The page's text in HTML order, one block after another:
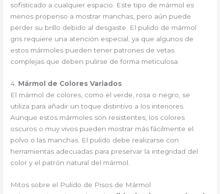
sofisticado a cualquier espacio. Este tipo de mármol es
menos propenso a mostrar manchas, pero aún puede
perder su brillo debido al desgaste. El pulido de mármol
gris requiere una atención especial, ya que algunos de
estos mármoles pueden tener patrones de vetas
complejas que deben pulirse de forma meticulosa.
4. Mármol de Colores Variados
El mármol de colores, como el verde, rosa o negro, se
utiliza para añadir un toque distintivo a los interiores.
Aunque estos mármoles son resistentes, los colores
oscuros o muy vivos pueden mostrar más fácilmente el
polvo o las manchas. El pulido debe realizarse con
herramientas adecuadas para preservar la integridad del
color y el patrón natural del mármol.
Mitos sobre el Pulido de Pisos de Mármol